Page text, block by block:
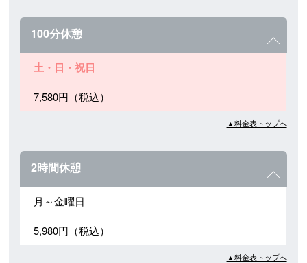
100分休憩
土・日・祝日
7,580円（税込）
▲料金表トップへ
2時間休憩
月～金曜日
5,980円（税込）
▲料金表トップへ